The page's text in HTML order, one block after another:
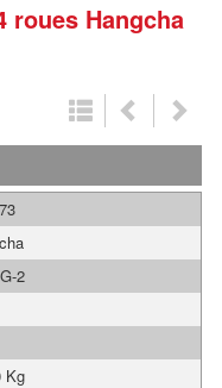
roues Hangcha
2
Kg